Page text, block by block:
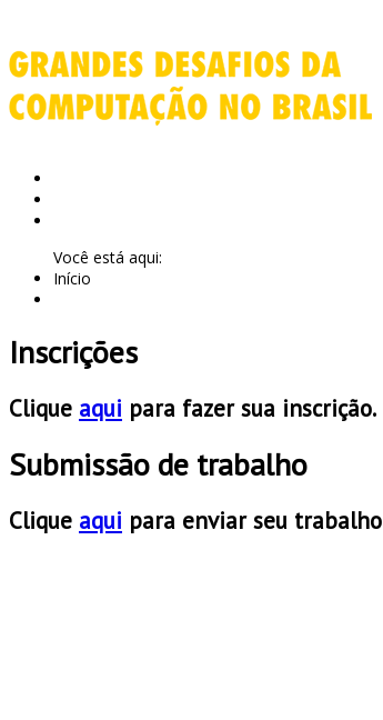
Você está aqui:
Início
Inscrições
Clique aqui para fazer sua inscrição.
Submissão de trabalho
Clique aqui para enviar seu trabalho